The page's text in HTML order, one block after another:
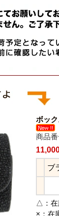
ボッ
商品
ブ
△：
×： 在